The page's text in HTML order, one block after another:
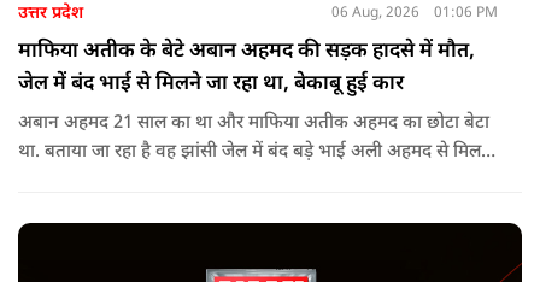
उत्तर प्रदेश 06 Aug, 2026 01:06 PM
माफिया अतीक के बेटे अबान अहमद की सड़क हादसे में मौत,
जेल में बंद भाई से मिलने जा रहा था, बेकाबू हुई कार
अबान अहमद 21 साल का था और माफिया अतीक अहमद का छोटा बेटा
था. बताया जा रहा है वह झांसी जेल में बंद बड़े भाई अली अहमद से मिलने